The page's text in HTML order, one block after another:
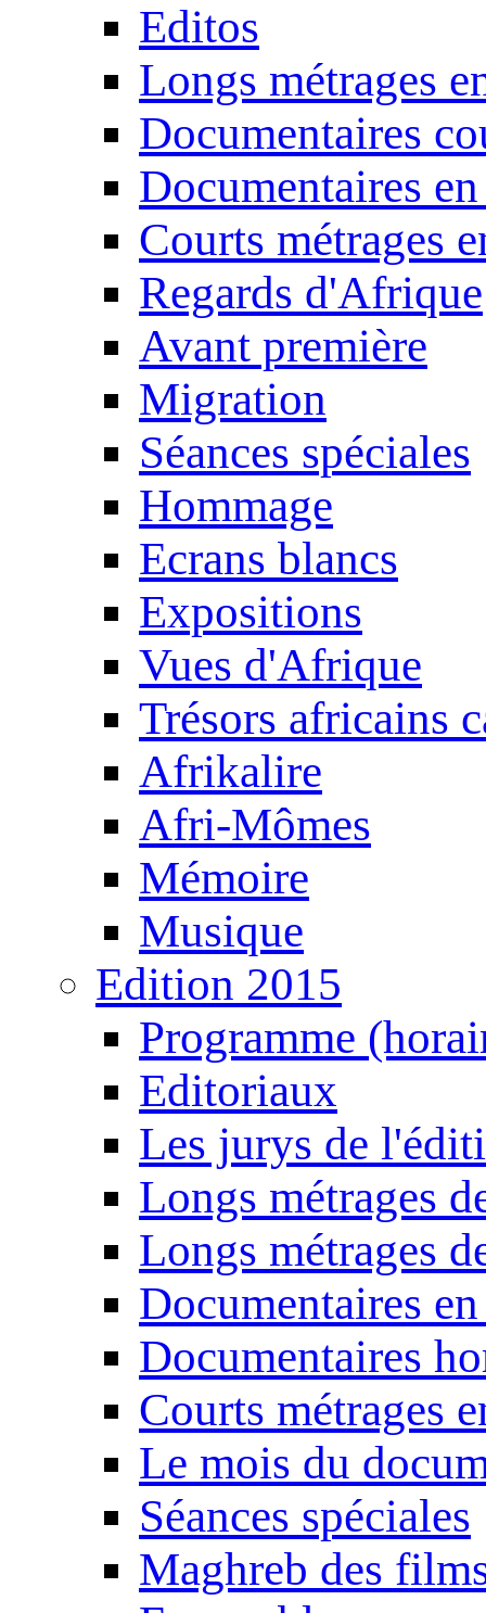
Editos
Longs métrages
Documentaires
Documentaires
Courts métrages
Regards d'Afrique
Avant première
Migration
Séances spéciales
Hommage
Ecrans blancs
Expositions
Vues d'Afrique
Trésors africains
Afrikalire
Afri-Mômes
Mémoire
Musique
Edition 2015
Programme
Editoriaux
Les jurys de
Longs métrages
Longs métrages
Documentaires
Documentaires
Courts métrages
Le mois du
Séances spéciales
Maghreb des